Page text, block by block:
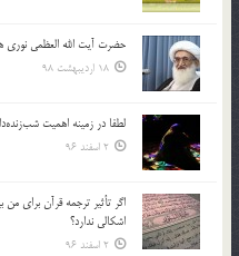
حضرت آیت الله العظمی نوری
18 اردیبهشت 98
لطفا در زمينه اهميت
2 اسفند 96
اگر تأثير ترجمه قرآن براي من
اشكالي ندارد؟
2 اسفند 96